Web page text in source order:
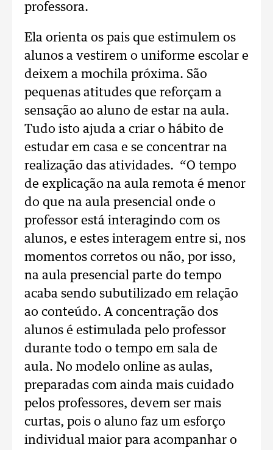
professora.
Ela orienta os pais que estimulem os
alunos a vestirem o uniforme escolar e
deixem a mochila próxima. São
pequenas atitudes que reforçam a
sensação ao aluno de estar na aula.
Tudo isto ajuda a criar o hábito de
estudar em casa e se concentrar na
realização das atividades. “O tempo
de explicação na aula remota é menor
do que na aula presencial onde o
professor está interagindo com os
alunos, e estes interagem entre si, nos
momentos corretos ou não, por isso,
na aula presencial parte do tempo
acaba sendo subutilizado em relação
ao conteúdo. A concentração dos
alunos é estimulada pelo professor
durante todo o tempo em sala de
aula. No modelo online as aulas,
preparadas com ainda mais cuidado
pelos professores, devem ser mais
curtas, pois o aluno faz um esforço
individual maior para acompanhar o